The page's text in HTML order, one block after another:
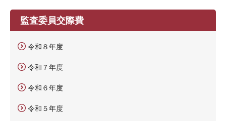
監査委員交際費
令和８年度
令和７年度
令和６年度
令和５年度